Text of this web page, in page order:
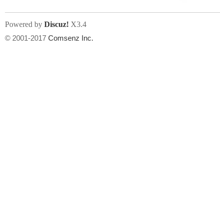
Powered by Discuz! X3.4
© 2001-2017 Comsenz Inc.